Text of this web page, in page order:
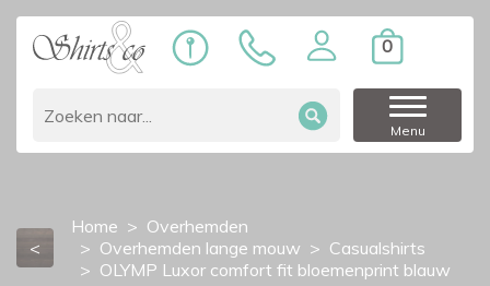
0
Menu
<
Home
Overhemden
Overhemden lange mouw
Casualshirts
OLYMP Luxor comfort fit bloemenprint blauw